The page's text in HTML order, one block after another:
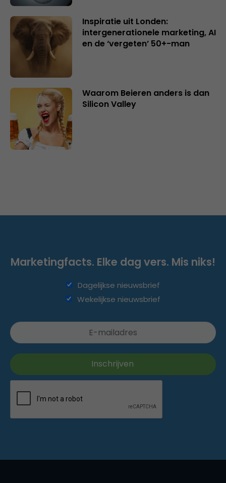
Inspiratie uit Londen:
intergenerationele marketing, AI
en de ‘vergeten’ 50+-man
Waarom Beieren anders is dan
Silicon Valley
Marketingfacts. Elke dag vers. Mis niks!
Dagelijkse nieuwsbrief
Wekelijkse nieuwsbrief